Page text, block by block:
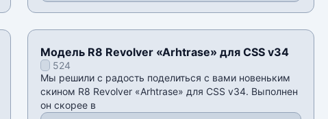
Модель R8 Revolver «Arhtrase» для CSS v34
524
Мы решили с радость поделиться с вами новеньким
скином R8 Revolver «Arhtrase» для CSS v34. Выполнен
он скорее в